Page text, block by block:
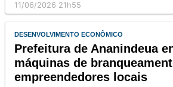
11/06/2026 21h55
DESENVOLVIMENTO ECONÔMICO
Prefeitura de Ananindeua
máquinas de
empreendedores locais